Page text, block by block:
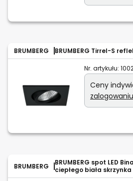
BRUMBERG BRUMBERG Tirrel-S
Nr. artykułu:
Ceny
BRUMBERG
BRUMBERG spot LED
ciepłego biała skrzynka